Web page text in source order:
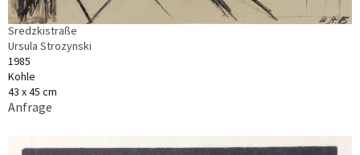
Sredzkistraße
Ursula Strozynski
1985
Kohle
43 x 45 cm
Anfrage